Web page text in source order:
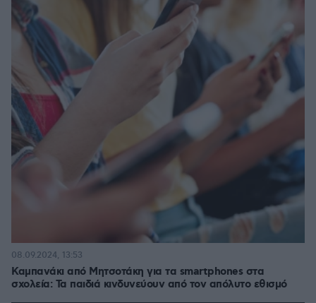
Καμπανάκι από Μητσοτάκη για τα smartphones στα
σχολεία: Τα παιδιά κινδυνεύουν από τον απόλυτο εθισμό
08.09.2024, 13:53